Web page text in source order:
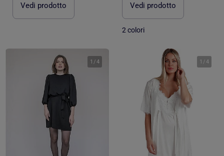
Vedi prodotto Vedi prodotto
2 colori
1 /4 1 /4